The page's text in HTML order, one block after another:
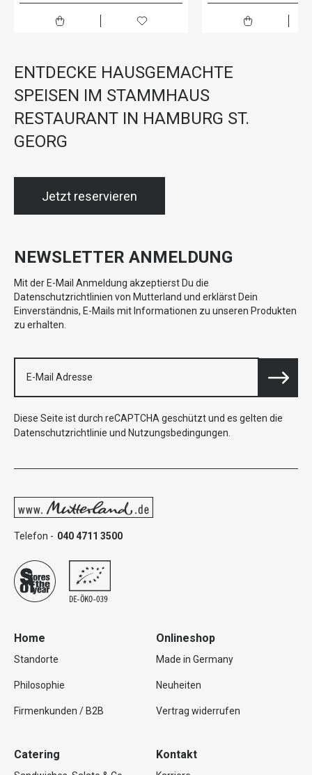
ENTDECKE HAUSGEMACHTE
SPEISEN IM STAMMHAUS
RESTAURANT IN HAMBURG ST.
GEORG
Jetzt reservieren
NEWSLETTER ANMELDUNG
Mit der E-Mail Anmeldung akzeptierst Du die
Datenschutzrichtlinien von Mutterland und erklärst Dein
Einverständnis, E-Mails mit Informationen zu unseren Produkten
zu erhalten.
Diese Seite ist durch reCAPTCHA geschützt und es gelten die
Datenschutzrichtlinie und Nutzungsbedingungen
Telefon - 040 4711 3500
Home
Standorte
Philosophie
Firmenkunden / B2B
Onlineshop
Made in Germany
Neuheiten
Vertrag widerrufen
Catering Kontakt